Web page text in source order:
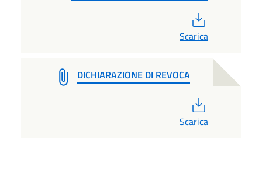
Scarica
DICHIARAZIONE DI REVOCA
Scarica